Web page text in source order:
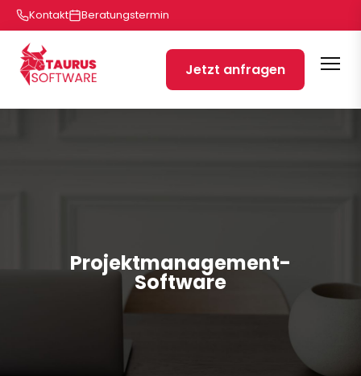
Kontakt Beratungstermin
Jetzt anfragen
Projektmanagement-
Software